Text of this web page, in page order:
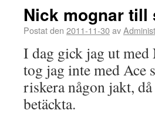
Nick mognar till
Postat den 2011-11-30av
I dag gick jag ut med
tog jag inte med Ace
riskera någon jakt,
betäckta.